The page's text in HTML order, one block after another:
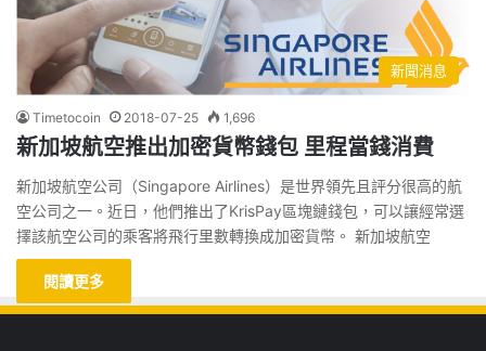
新聞消息
Timetocoin 2018-07-25 1,696
新加坡航空推出加密貨幣錢包 里程當錢消費
新加坡航空公司（Singapore Airlines）是世界領先且評分很高的航
空公司之一。近日，他們推出了KrisPay區塊鏈錢包，可以讓經常選
擇該航空公司的乘客將飛行里數轉換成加密貨幣。 新加坡航空
閱讀更多